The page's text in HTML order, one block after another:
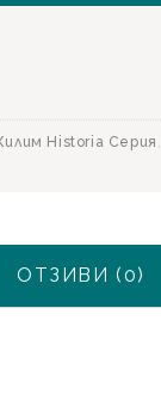
Historia Серия ,
ОТЗИВИ (0)